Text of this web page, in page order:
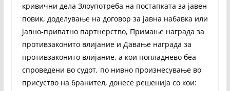
кривични дела Злоупотреба на постапката за јавен
повик, доделување на договор за јавна набавка или
јавно-приватно партнерство, Примање награда за
противзаконито влијание и Давање награда за
противзаконито влијание, а кои попладнево беа
спроведени во судот, по нивно произнесување во
присуство на бранител, донесе решенија со кои: